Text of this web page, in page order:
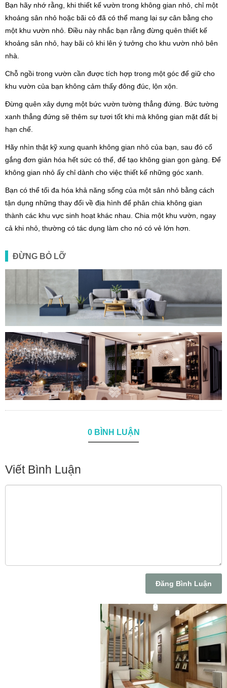
Bạn hãy nhớ rằng, khi thiết kế vườn trong không gian nhỏ, chỉ một
khoảng sân nhỏ hoặc bãi cỏ đã có thể mang lại sự cân bằng cho
một khu vườn nhỏ. Điều này nhắc bạn rằng đừng quên thiết kế
khoảng sân nhỏ, hay bãi cỏ khi lên ý tưởng cho khu vườn nhỏ bên
nhà.
Chỗ ngồi trong vườn cần được tích hợp trong một góc để giữ cho
khu vườn của bạn không cảm thấy đông đúc, lộn xộn.
Đừng quên xây dựng một bức vườn tường thẳng đứng. Bức tường
xanh thẳng đứng sẽ thêm sự tươi tốt khi mà không gian mặt đất bị
hạn chế.
Hãy nhìn thật kỹ xung quanh không gian nhỏ của bạn, sau đó cố
gắng đơn giản hóa hết sức có thể, để tạo không gian gọn gàng. Để
không gian nhỏ ấy chỉ dành cho việc thiết kế những góc xanh.
Bạn có thể tối đa hóa khả năng sống của một sân nhỏ bằng cách
tận dụng những thay đổi về địa hình để phân chia không gian
thành các khu vực sinh hoạt khác nhau. Chia một khu vườn, ngay
cả khi nhỏ, thường có tác dụng làm cho nó có vẻ lớn hơn.
ĐỪNG BỎ LỠ
0 BÌNH LUẬN
Viết Bình Luận
Đăng Bình Luận